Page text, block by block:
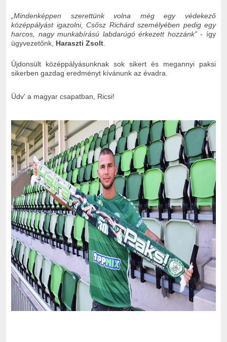
„Mindenképpen szerettünk volna még egy védekező
középpályást igazolni, Csősz Richárd személyében pedig egy
harcos, nagy munkabírású labdarúgó érkezett hozzánk”- így
ügyvezetőnk, Haraszti Zsolt.
Újdonsült középpályásunknak sok sikert és megannyi paksi
sikerben gazdag eredményt kívánunk az évadra.
Üdv' a magyar csapatban, Ricsi!